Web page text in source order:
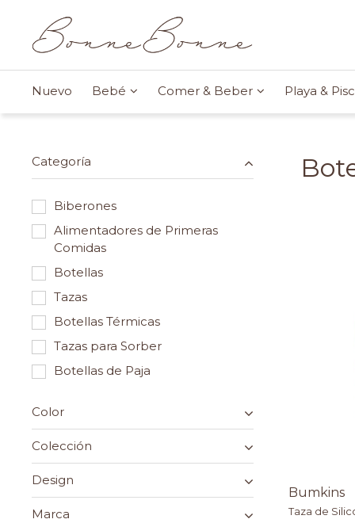
Nuevo Bebé Comer & Beber Playa &
Categoría
Biberones
Alimentadores de Primeras
Comidas
Botellas
Tazas
Botellas Térmicas
Tazas para Sorber
Botellas de Paja
Color
Colección
Design
Marca
Bumkins
Taza de